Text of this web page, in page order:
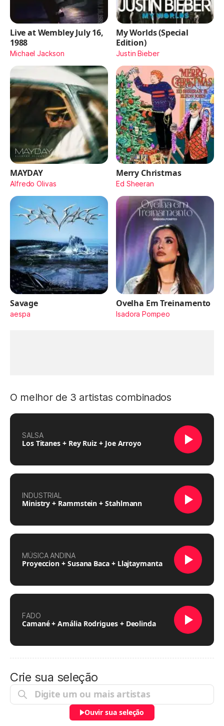
Live at Wembley July 16,
1988
Michael Jackson
My Worlds (Special
Edition)
Justin Bieber
MAYDAY
Alfredo Olivas
Merry Christmas
Ed Sheeran
Savage
aespa
Ovelha Em Treinamento
Isadora Pompeo
O melhor de 3 artistas combinados
SALSA
Los Titanes + Rey Ruiz + Joe Arroyo
INDUSTRIAL
Ministry + Rammstein + Stahlmann
MÚSICA ANDINA
Proyeccion + Susana Baca + Llajtaymanta
FADO
Camané + Amália Rodrigues + Deolinda
Crie sua seleção
Ouvir sua seleção